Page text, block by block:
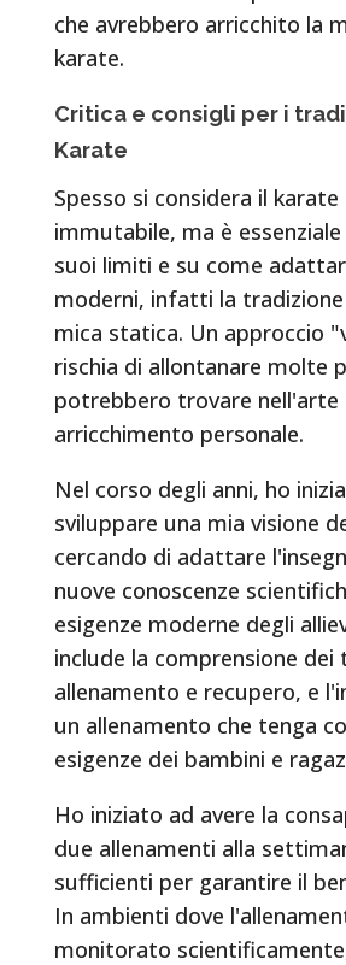
che avrebbero arricchito la
karate.
Critica e consigli per i
Karate
Spesso si considera il
immutabile, ma è
suoi limiti e su come
moderni, infatti la tradizione
mica statica. Un approccio
rischia di allontanare molte
potrebbero trovare nell'arte
arricchimento personale.
Nel corso degli anni, ho
sviluppare una mia visione
cercando di adattare
nuove conoscenze
esigenze moderne degli
include la comprensione dei
allenamento e recupero, e
un allenamento che tenga
esigenze dei bambini e
Ho iniziato ad avere la
due allenamenti alla
sufficienti per garantire il
In ambienti dove
monitorato